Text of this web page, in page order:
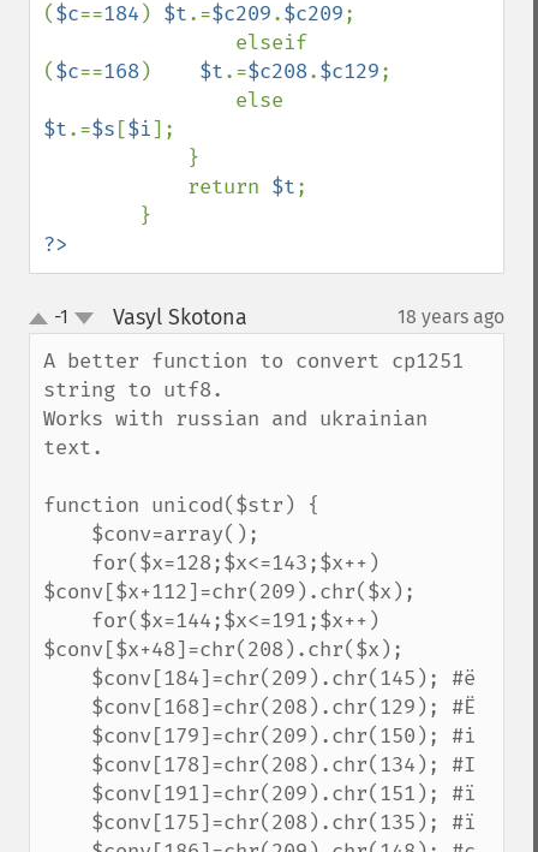
($c==184 ) $t.=$c209.$c209;
($c==168) $t.=$c208.$c129;
$t.=$s [$i];
            return
$t;
?>
up
down
-1 Vasyl Skotona 18 years ago
A better function to convert cp1251
string to utf8.
Works with russian and ukrainian
text.
function unicod($str) {
$conv[$x+112]=chr(209).chr($x);
$conv[$x+48]=chr(208).chr($x);